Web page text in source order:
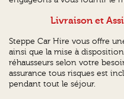
Livraison et
Steppe Car Hire vous offre
ainsi que la mise à
réhausseurs selon votre
assurance tous risques est
pendant tout le séjour.